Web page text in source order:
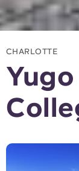
CHARLOTTE